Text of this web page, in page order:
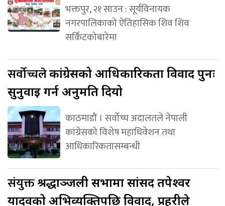
भक्तपुर, २१ साउन : सूर्यविनायक
नगरपालिकाको ऐतिहासिक शिव शिव
सर्किटकोबारेमा
सर्वोच्चलेकांग्रेसको आधिकारिकता विवाद पुनः
सुनुवाइ गर्न अनुमति दियो
काठमाडौं । सर्वोच्च अदालतले नेपाली
कांग्रेसको विशेष महाधिवेशन तथा
आधिकारिकतासम्बन्धी
संयुक्तश्रद्धाञ्जली सभामा सांसद तपेश्वर
यादवको अभिव्यक्तिपछि विवाद, प्रहरीले